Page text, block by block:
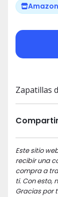
Amazon
Zapatillas
Este sitio
recibir una
compra a
ti. Con esto,
Gracias por